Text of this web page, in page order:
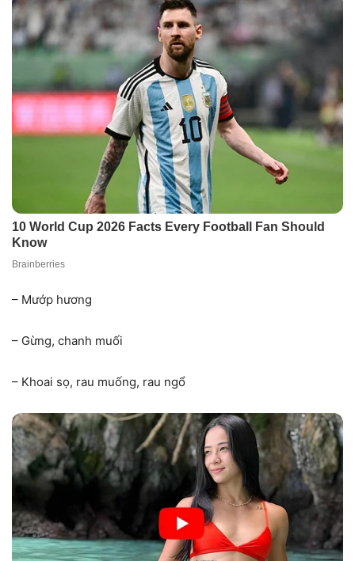
– Mướp hương
– Gừng, chanh muối
– Khoai sọ, rau muống, rau ngổ